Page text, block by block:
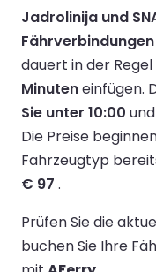
Jadrolinija und
Fährverbindungen
dauert in der
Minuteneinfügen.
Sie unter 10:00
Die Preise
Fahrzeugtyp
€ 97 .
Prüfen Sie die
buchen Sie Ihre